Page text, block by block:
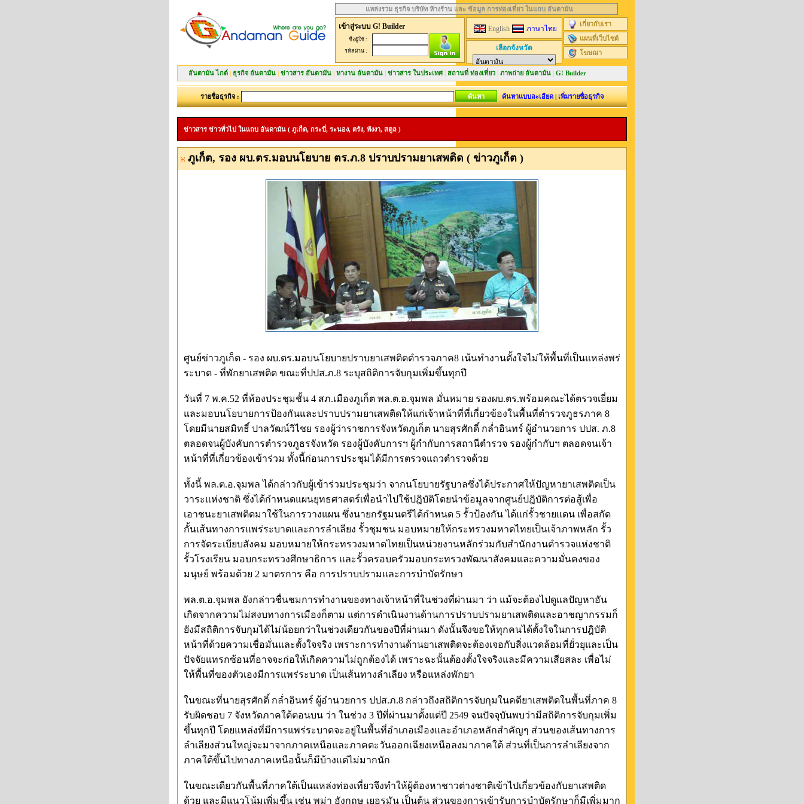
แหล่งรวม ธุรกิจ บริษัท ห้างร้าน และ ข้อมูล การท่องเที่ยว ในแถบ อันดามัน
เข้าสู่ระบบ G! Builder
ชื่อผู้ใช้ :
รหัสผ่าน :
English ภาษาไทย
เลือกจังหวัด
เกี่ยวกับเรา
แผนที่เว็บไซต์
โฆษณา
อันดามัน ไกด์ | ธุรกิจ อันดามัน | ข่าวสาร อันดามัน | หางาน อันดามัน | ข่าวสาร ในประเทศ| สถานที่ ท่องเที่ยว | ภาพถ่าย อันดามัน | G! Builder
รายชื่อธุรกิจ : ค้นหาแบบละเอียด|เพิ่มรายชื่อธุรกิจ
ข่าวสาร ข่าวทั่วไป ในแถบ อันดามัน ( ภูเก็ต, กระบี่, ระนอง, ตรัง, พังงา, สตูล )
ภูเก็ต, รอง ผบ.ตร.มอบนโยบาย ตร.ภ.8 ปราบปรามยาเสพติด ( ข่าวภูเก็ต )
ศูนย์ข่าวภูเก็ต - รอง ผบ.ตร.มอบนโยบายปราบยาเสพติดตำรวจภาค8 เน้นทำงานตั้งใจไม่ให้พื้นที่เป็นแหล่งพร่
ระบาด - ที่พักยาเสพติด ขณะที่ปปส.ภ.8 ระบุสถิติการจับกุมเพิ่มขึ้นทุกปี
วันที่ 7 พ.ค.52 ที่ห้องประชุมชั้น 4 สภ.เมืองภูเก็ต พล.ต.อ.จุมพล มั่นหมาย รองผบ.ตร.พร้อมคณะได้ตรวจเยี่ยม
และมอบนโยบายการป้องกันและปราบปรามยาเสพติดให้แก่เจ้าหน้าที่ที่เกี่ยวข้องในพื้นที่ตำรวจภูธรภาค 8
โดยมีนายสมิทธิ์ ปาลวัฒน์วิไชย รองผู้ว่าราชการจังหวัดภูเก็ต นายสุรศักดิ์ กล่ำอินทร์ ผู้อำนวยการ ปปส. ภ.8
ตลอดจนผู้บังคับการตำรวจภูธรจังหวัด รองผู้บังคับการฯ ผู้กำกับการสถานีตำรวจ รองผู้กำกับฯ ตลอดจนเจ้า
หน้าที่ที่เกี่ยวข้องเข้าร่วม ทั้งนี้ก่อนการประชุมได้มีการตรวจแถวตำรวจด้วย
ทั้งนี้ พล.ต.อ.จุมพล ได้กล่าวกับผู้เข้าร่วมประชุมว่า จากนโยบายรัฐบาลซึ่งได้ประกาศให้ปัญหายาเสพติดเป็น
วาระแห่งชาติ ซึ่งได้กำหนดแผนยุทธศาสตร์เพื่อนำไปใช้ปฎิบัติโดยนำข้อมูลจากศูนย์ปฎิบัติการต่อสู้เพื่อ
เอาชนะยาเสพติดมาใช้ในการวางแผน ซึ่งนายกรัฐมนตรีได้กำหนด 5 รั้วป้องกัน ได้แก่รั้วชายแดน เพื่อสกัด
กั้นเส้นทางการแพร่ระบาดและการลำเลียง รั้วชุมชน มอบหมายให้กระทรวงมหาดไทยเป็นเจ้าภาพหลัก รั้ว
การจัดระเบียบสังคม มอบหมายให้กระทรวงมหาดไทยเป็นหน่วยงานหลักร่วมกับสำนักงานตำรวจแห่งชาติ
รั้วโรงเรียน มอบกระทรวงศึกษาธิการ และรั้วครอบครัวมอบกระทรวงพัฒนาสังคมและความมั่นคงของ
มนุษย์ พร้อมด้วย 2 มาตรการ คือ การปราบปรามและการบำบัดรักษา
พล.ต.อ.จุมพล ยังกล่าวชื่นชมการทำงานของทางเจ้าหน้าที่ในช่วงที่ผ่านมา ว่า แม้จะต้องไปดูแลปัญหาอัน
เกิดจากความไม่สงบทางการเมืองก็ตาม แต่การดำเนินงานด้านการปราบปรามยาเสพติดและอาชญากรรมก็
ยังมีสถิติการจับกุมได้ไม่น้อยกว่าในช่วงเดียวกันของปีที่ผ่านมา ดังนั้นจึงขอให้ทุกคนได้ตั้งใจในการปฎิบัติ
หน้าที่ด้วยความเชื่อมั่นและตั้งใจจริง เพราะการทำงานด้านยาเสพติดจะต้องเจอกับสิ่งแวดล้อมที่ยั่วยุและเป็น
ปัจจัยแทรกซ้อนที่อาจจะก่อให้เกิดความไม่ถูกต้องได้ เพราะฉะนั้นต้องตั้งใจจริงและมีความเสียสละ เพื่อไม่
ให้พื้นที่ของตัวเองมีการแพร่ระบาด เป็นเส้นทางลำเลียง หรือแหล่งพักยา
ในขณะที่นายสุรศักดิ์ กล่ำอินทร์ ผู้อำนวยการ ปปส.ภ.8 กล่าวถึงสถิติการจับกุมในคดียาเสพติดในพื้นที่ภาค 8
รับผิดชอบ 7 จังหวัดภาคใต้ตอนบน ว่า ในช่วง 3 ปีที่ผ่านมาตั้งแต่ปี 2549 จนปัจจุบันพบว่ามีสถิติการจับกุมเพิ่ม
ขึ้นทุกปี โดยแหล่งที่มีการแพร่ระบาดจะอยู่ในพื้นที่อำเภอเมืองและอำเภอหลักสำคัญๆ ส่วนของเส้นทางการ
ลำเลียงส่วนใหญ่จะมาจากภาคเหนือและภาคตะวันออกเฉียงเหนือลงมาภาคใต้ ส่วนที่เป็นการลำเลียงจาก
ภาคใต้ขึ้นไปทางภาคเหนือนั้นก็มีบ้างแต่ไม่มากนัก
ในขณะเดียวกันพื้นที่ภาคใต้เป็นแหล่งท่องเที่ยวจึงทำให้ผู้ต้องหาชาวต่างชาติเข้าไปเกี่ยวข้องกับยาเสพติด
ด้วย และมีแนวโน้มเพิ่มขึ้น เช่น พม่า อังกฤษ เยอรมัน เป็นต้น ส่วนของการเข้ารับการบำบัดรักษาก็มีเพิ่มมาก